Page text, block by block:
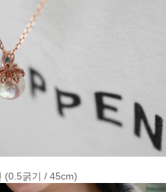
(0.5굵기 / 45cm)